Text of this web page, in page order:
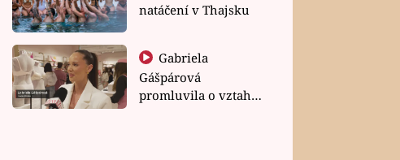
natáčení v Thajsku
Gabriela
Gášpárová
promluvila o vztahu